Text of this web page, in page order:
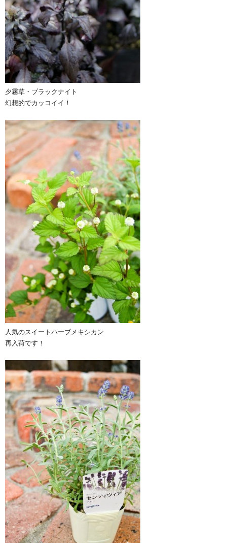
夕霧草・ブラックナイト
幻想的でカッコイイ！
人気のスイートハーブメキシカン
再入荷です！